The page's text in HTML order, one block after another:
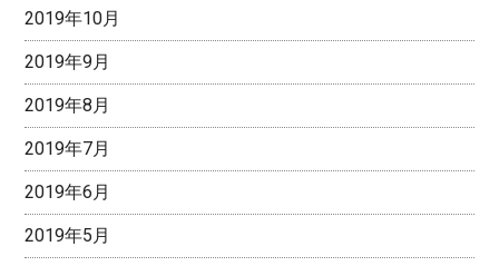
2019年10月
2019年9月
2019年8月
2019年7月
2019年6月
2019年5月